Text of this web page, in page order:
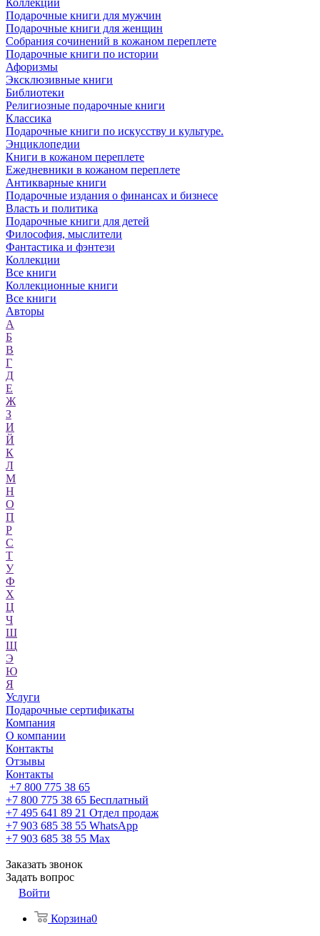
Коллекции
Подарочные книги для мужчин
Подарочные книги для женщин
Собрания сочинений в кожаном переплете
Подарочные книги по истории
Афоризмы
Эксклюзивные книги
Библиотеки
Религиозные подарочные книги
Классика
Подарочные книги по искусству и культуре.
Энциклопедии
Книги в кожаном переплете
Ежедневники в кожаном переплете
Антикварные книги
Подарочные издания о финансах и бизнесе
Власть и политика
Подарочные книги для детей
Философия, мыслители
Фантастика и фэнтези
Коллекции
Все книги
Коллекционные книги
Все книги
Авторы
А
Б
В
Г
Д
Е
Ж
З
И
Й
К
Л
М
Н
О
П
Р
С
Т
У
Ф
Х
Ц
Ч
Ш
Щ
Э
Ю
Я
Услуги
Подарочные сертификаты
Компания
О компании
Контакты
Отзывы
Контакты
+7 800 775 38 65
+7 800 775 38 65 Бесплатный
+7 495 641 89 21 Отдел продаж
+7 903 685 38 55 WhatsApp
+7 903 685 38 55 Max
Заказать звонок
Задать вопрос
Войти
Корзина0